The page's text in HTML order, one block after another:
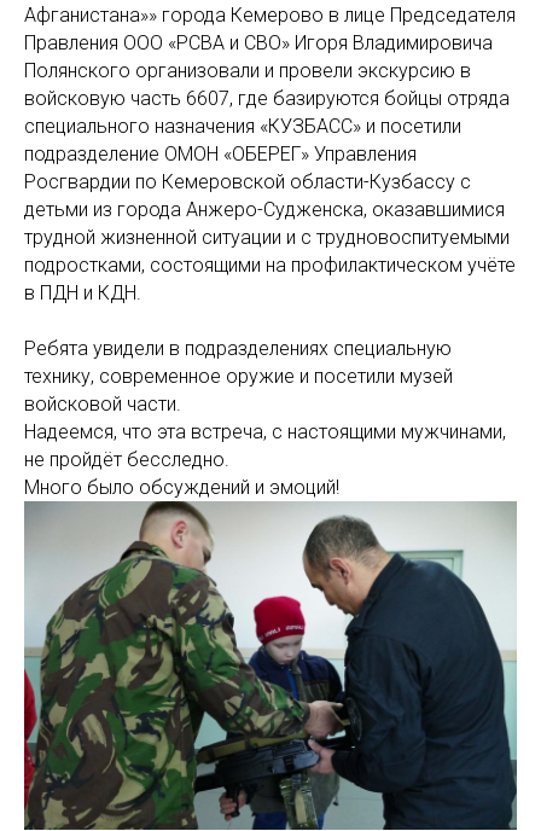
Афганистана»» города Кемерово в лице Председателя
Правления ООО «РСВА и СВО» Игоря Владимировича
Полянского организовали и провели экскурсию в
войсковую часть 6607, где базируются бойцы отряда
специального назначения «КУЗБАСС» и посетили
подразделение ОМОН «ОБЕРЕГ» Управления
Росгвардии по Кемеровской области-Кузбассу с
детьми из города Анжеро-Судженска, оказавшимися
трудной жизненной ситуации и с трудновоспитуемыми
подростками, состоящими на профилактическом учёте
в ПДН и КДН.
Ребята увидели в подразделениях специальную
технику, современное оружие и посетили музей
войсковой части.
Надеемся, что эта встреча, с настоящими мужчинами,
не пройдёт бесследно.
Много было обсуждений и эмоций!